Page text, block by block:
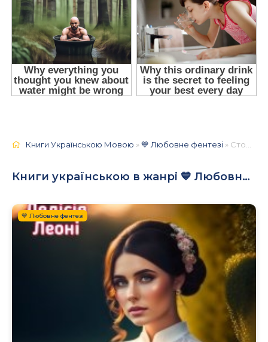
Книги Українською Мовою »💙 Любовне фентезі » Сторінка 29
Книги українською в жанрі 💙 Любовне фентезі
💙 Любовне фентезі